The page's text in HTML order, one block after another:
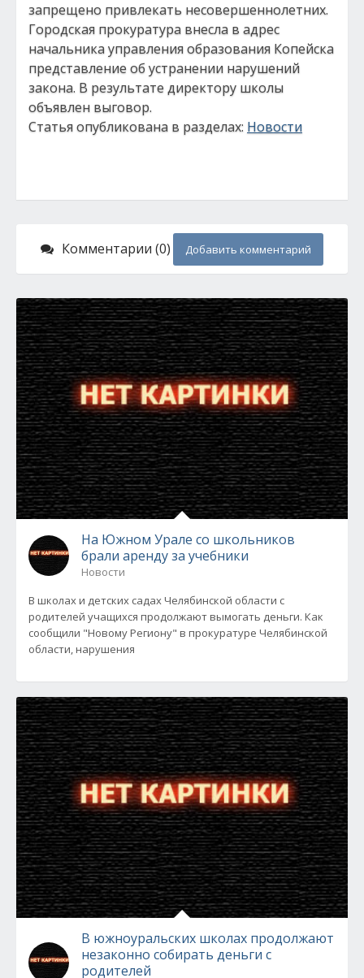
запрещено привлекать несовершеннолетних.
Городская прокуратура внесла в адрес
начальника управления образования Копейска
представление об устранении нарушений
закона. В результате директору школы
объявлен выговор.
Статья опубликована в разделах: Новости
Комментарии (0) Добавить комментарий
На Южном Урале со школьников
брали аренду за учебники
Новости
В школах и детских садах Челябинской области с
родителей учащихся продолжают вымогать деньги. Как
сообщили "Новому Региону" в прокуратуре Челябинской
области, нарушения
В южноуральских школах продолжают
незаконно собирать деньги с
родителей